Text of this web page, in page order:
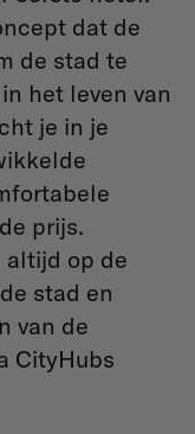
dat de
de stad te
het leven van
je in je
prijs.
altijd op de
stad en
van de
CityHubs